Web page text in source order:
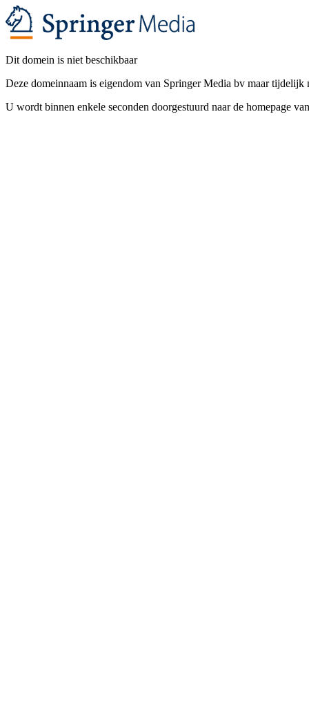
Dit domein is niet beschikbaar
Deze domeinnaam is eigendom van Springer Media bv maar tijdelijk
U wordt binnen enkele seconden doorgestuurd naar de homepage